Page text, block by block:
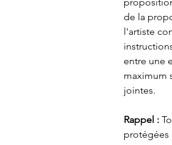
de la
l'artiste
entre une
maximum
jointes.
Rappel :
protégées